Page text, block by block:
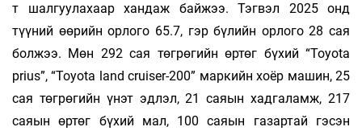
т шалгуулахаар хандаж байжээ. Тэгвэл 2025 онд
түүний өөрийн орлого 65.7, гэр бүлийн орлого 28 сая
болжээ. Мөн 292 сая төгрөгийн өртөг бүхий “Toyota
prius”, “Toyota land cruiser-200” маркийн хоёр машин, 25
сая төгрөгийн үнэт эдлэл, 21 саяын хадгаламж, 217
саяын өртөг бүхий мал, 100 саяын газартай гэсэн